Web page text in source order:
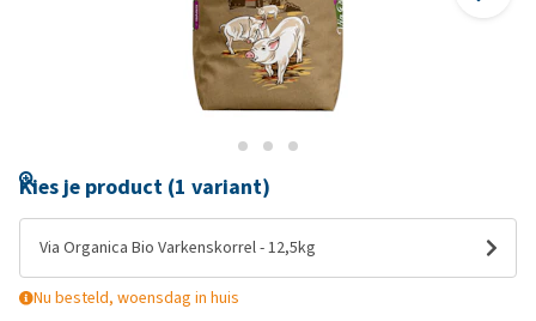
Kies je product (1 variant)
Via Organica Bio Varkenskorrel - 12,5kg
Nu besteld, woensdag in huis